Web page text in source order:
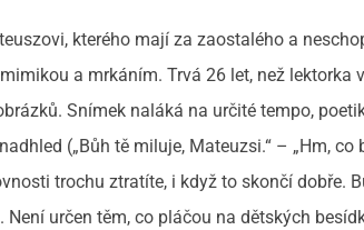
kterého mají za zaostalého a
a mrkáním. Trvá 26 let, než lektorka
Snímek naláká na určité tempo,
(„Bůh tě miluje, Mateuzsi.“ – „Hm,
trochu ztratíte, i když to skončí dobře.
určen těm, co pláčou na dětských